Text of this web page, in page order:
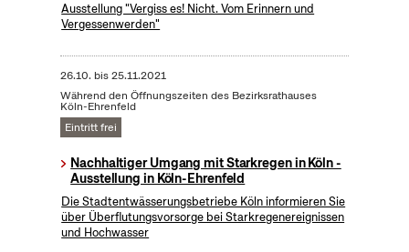
Ausstellung "Vergiss es! Nicht. Vom Erinnern und
Vergessenwerden"
26.10. bis25.11.2021
Während den Öffnungszeiten des Bezirksrathauses
Köln-Ehrenfeld
Eintritt frei
Nachhaltiger Umgang mit Starkregen in Köln -
Ausstellung in Köln-Ehrenfeld
Die Stadtentwässerungsbetriebe Köln informieren Sie
über Überflutungsvorsorge bei Starkregenereignissen
und Hochwasser